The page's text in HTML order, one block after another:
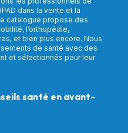
dans la vente et la
catalogue propose des
l’orthopédie,
et bien plus encore. Nous
de santé avec des
et sélectionnés pour leur
santé en avant-